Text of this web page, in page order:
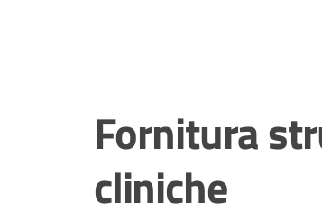
Fornitura
cliniche